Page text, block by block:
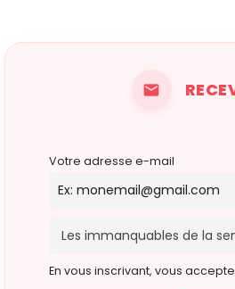
Votre adresse e-mail
En vous inscrivant, vous